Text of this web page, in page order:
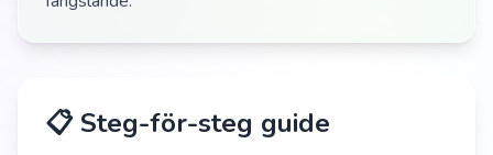
📋 Steg-för-steg guide